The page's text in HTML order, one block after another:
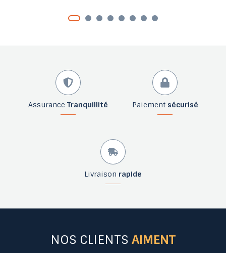
Assurance Tranquillité Paiement sécurisé
Livraison rapide
NOS CLIENTS AIMENT